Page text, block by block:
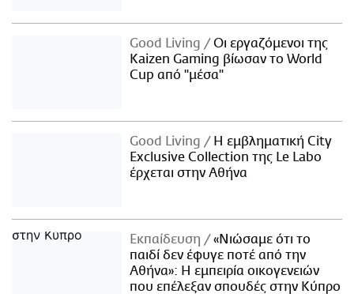
Good Living
Οι εργαζόμενοι της
Kaizen Gaming βίωσαν το World
Cup από "μέσα"
Good Living
Η εμβληματική City
Exclusive Collection της Le Labo
έρχεται στην Αθήνα
Εκπαίδευση
«Νιώσαμε ότι το
παιδί δεν έφυγε ποτέ από την
Αθήνα»: Η εμπειρία οικογενειών
που επέλεξαν σπουδές στην Κύπρο